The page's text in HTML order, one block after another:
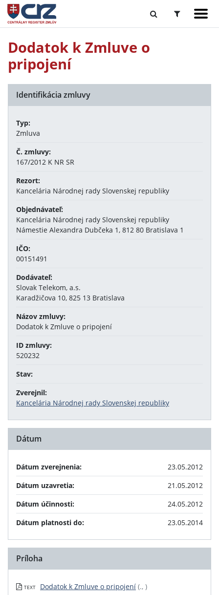
Dodatok k Zmluve o
pripojení
Identifikácia zmluvy
Typ:
Zmluva
Č. zmluvy:
167/2012 K NR SR
Rezort:
Kancelária Národnej rady Slovenskej republiky
Objednávateľ:
Kancelária Národnej rady Slovenskej republiky
Námestie Alexandra Dubčeka 1, 812 80 Bratislava 1
IČO:
00151491
Dodávateľ:
Slovak Telekom, a.s.
Karadžičova 10, 825 13 Bratislava
Názov zmluvy:
Dodatok k Zmluve o pripojení
ID zmluvy:
520232
Stav:
Zverejnil:
Kancelária Národnej rady Slovenskej republiky
Dátum
Dátum zverejnenia:
23.05.2012
Dátum uzavretia:
21.05.2012
Dátum účinnosti:
24.05.2012
Dátum platnosti do:
23.05.2014
Príloha
TEXT Dodatok k Zmluve o pripojení (., )